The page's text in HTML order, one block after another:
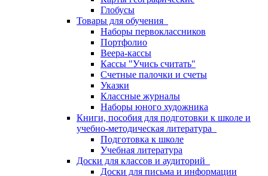
Глобусы
Товары для обучения
Наборы первоклассников
Портфолио
Веера-кассы
Кассы "Учись считать"
Счетные палочки и счеты
Указки
Классные журналы
Наборы юного художника
Книги, пособия для подготовки к школе и
учебно-методическая литература
Подготовка к школе
Учебная литература
Доски для классов и аудиторий
Доски для письма и информации